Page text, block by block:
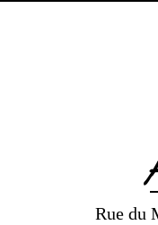
Rue du